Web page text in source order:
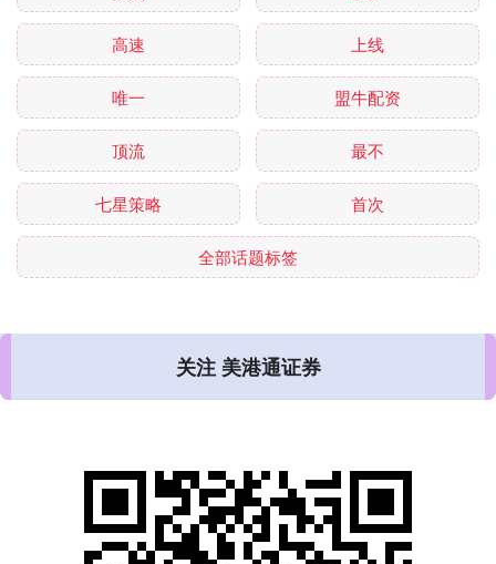
高速 上线
唯一 盟牛配资
顶流 最不
七星策略 首次
全部话题标签
关注 美港通证券